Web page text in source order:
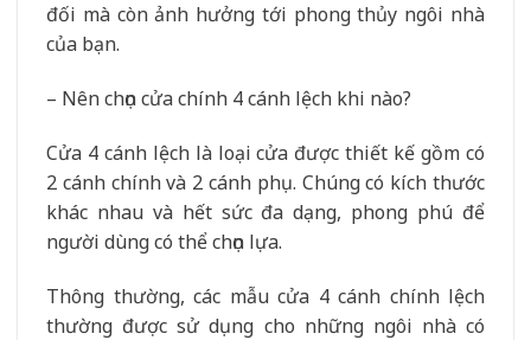
đối mà còn ảnh hưởng tới phong thủy ngôi nhà
của bạn.
– Nên chọn cửa chính 4 cánh lệch khi nào?
Cửa 4 cánh lệch là loại cửa được thiết kế gồm có
2 cánh chính và 2 cánh phụ. Chúng có kích thước
khác nhau và hết sức đa dạng, phong phú để
người dùng có thể chọn lựa.
Thông thường, các mẫu cửa 4 cánh chính lệch
thường được sử dụng cho những ngôi nhà có